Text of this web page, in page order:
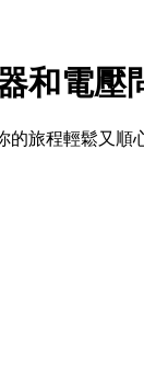
和電壓
旅程輕鬆又順